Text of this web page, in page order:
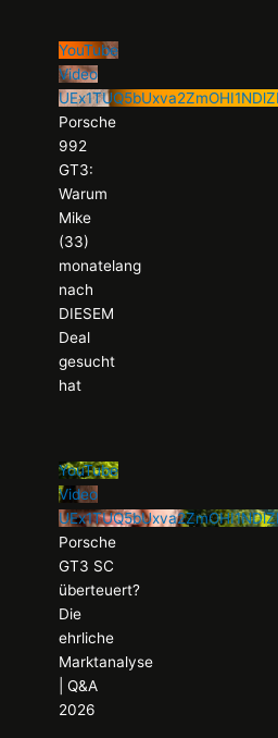
YouTube
Video
Porsche
992
GT3:
Warum
Mike
(33)
monatelang
nach
DIESEM
Deal
gesucht
hat
YouTube
Video
Porsche
GT3 SC
überteuert?
Die
ehrliche
Marktanalyse
| Q&A
2026